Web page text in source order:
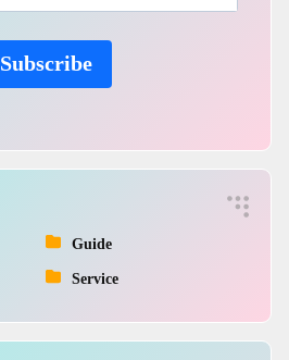
Subscribe
Guide
Service